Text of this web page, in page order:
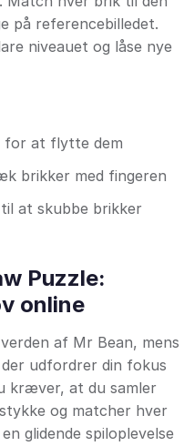
på referencebilledet.
niveauet og låse nye
for at flytte dem
brikker med fingeren
at skubbe brikker
Puzzle:
online
af Mr Bean, mens
udfordrer din fokus
kræver, at du samler
og matcher hver
glidende spiloplevelse